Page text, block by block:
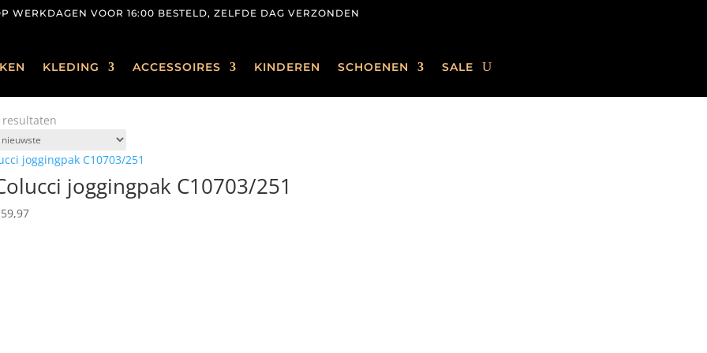
WERKDAGEN VOOR 16:00 BESTELD, ZELFDE DAG VERZONDEN
KLEDING ACCESSOIRES KINDEREN SCHOENEN SALE
resultaten
nieuwste
joggingpak C10703/251
Huidige